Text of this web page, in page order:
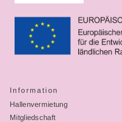
Information
Hallenvermietung
Mitgliedschaft